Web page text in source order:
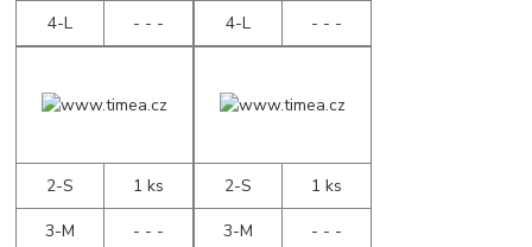
4-L
- - -
4-L
- - -
2-S
1 ks
3-M
- - -
2-S
1 ks
3-M
- - -